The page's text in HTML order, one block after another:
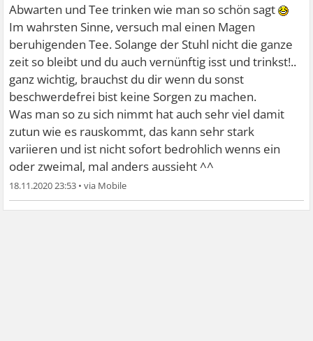
Abwarten und Tee trinken wie man so schön sagt
Im wahrsten Sinne, versuch mal einen Magen
beruhigenden Tee. Solange der Stuhl nicht die ganze
zeit so bleibt und du auch vernünftig isst und trinkst!..
ganz wichtig, brauchst du dir wenn du sonst
beschwerdefrei bist keine Sorgen zu machen.
Was man so zu sich nimmt hat auch sehr viel damit
zutun wie es rauskommt, das kann sehr stark
variieren und ist nicht sofort bedrohlich wenns ein
oder zweimal, mal anders aussieht ^^
18.11.2020 23:53 •